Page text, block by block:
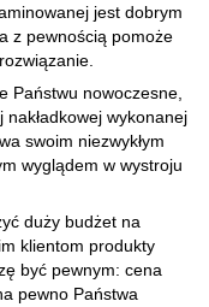
jest dobrym
z pewnością pomoże
Państwu nowoczesne,
nakładkowej wykonanej
swoim niezwykłym
wyglądem w wystroju
duży budżet na
klientom produkty
być pewnym: cena
pewno Państwa